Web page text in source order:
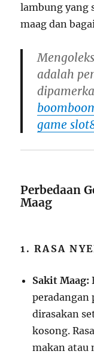
lambung yang
maag dan
adalah
game
Perbedaan
Maag
1. RASA
Sakit Maag:
peradangan
dirasakan
kosong.
makan atau